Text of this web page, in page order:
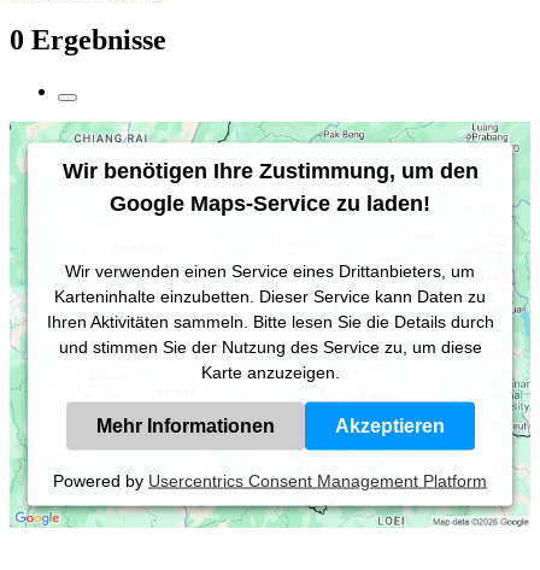
0 Ergebnisse
Wir benötigen Ihre Zustimmung, um den
Google Maps-Service zu laden!
Wir verwenden einen Service eines Drittanbieters, um
Karteninhalte einzubetten. Dieser Service kann Daten zu
Ihren Aktivitäten sammeln. Bitte lesen Sie die Details durch
und stimmen Sie der Nutzung des Service zu, um diese
Karte anzuzeigen.
Mehr Informationen Akzeptieren
Powered by Usercentrics Consent Management Platform